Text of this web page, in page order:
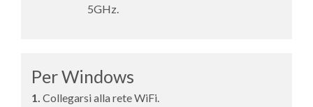
5GHz.
Per Windows
1. Collegarsi alla rete WiFi.